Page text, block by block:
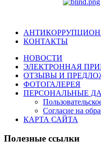
КОНТАКТЫ
НОВОСТИ
ЭЛЕКТРОННАЯ
ОТЗЫВЫ И
ФОТОГАЛЕРЕЯ
ПЕРСОНАЛЬНЫЕ
Согласие на
КАРТА САЙТА
Полезные ссылки